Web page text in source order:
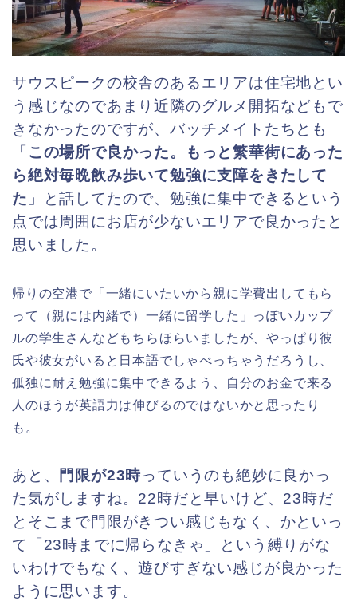
サウスピークの校舎のあるエリアは住宅地とい
う感じなのであまり近隣のグルメ開拓などもで
きなかったのですが、バッチメイトたちとも
「 この場所で良かった。もっと繁華街にあった
ら絶対毎晩飲み歩いて勉強に支障をきたして
た 」
と話してたので、勉強に集中できるという
点では周囲にお店が少ないエリアで良かったと
思いました。
帰りの空港で「一緒にいたいから親に学費出してもら
って（親には内緒で）一緒に留学した」っぽいカップ
ルの学生さんなどもちらほらいましたが、やっぱり彼
氏や彼女がいると日本語でしゃべっちゃうだろうし、
孤独に耐え勉強に集中できるよう、自分のお金で来る
人のほうが英語力は伸びるのではないかと思ったり
も。
あと、 門限が23時っていうのも絶妙に良かっ
た気がしますね。22時だと早いけど、23時だ
とそこまで門限がきつい感じもなく、かといっ
て「23時までに帰らなきゃ」という縛りがな
いわけでもなく、遊びすぎない感じが良かった
ように思います。